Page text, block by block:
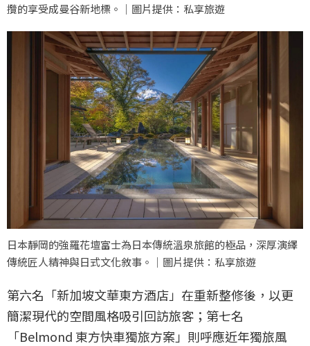
攬的享受成曼谷新地標。｜圖片提供：私享旅遊
日本靜岡的強羅花壇富士為日本傳統溫泉旅館的極品，深厚演繹
傳統匠人精神與日式文化敘事。｜圖片提供：私享旅遊
第六名「新加坡文華東方酒店」在重新整修後，以更
簡潔現代的空間風格吸引回訪旅客；第七名
「Belmond 東方快車獨旅方案」則呼應近年獨旅風